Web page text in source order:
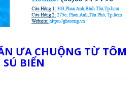
ƯA CHUỘNG TỪ TÔM
SÚ BIỂN